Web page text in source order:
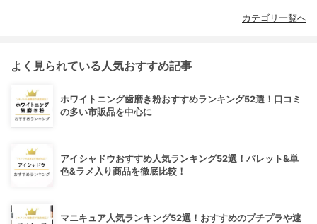
カテゴリ一覧へ
よく見られている人気おすすめ記事
ホワイトニング歯磨き粉おすすめランキング52選！口コミ
の多い市販品を中心に
アイシャドウおすすめ人気ランキング52選！パレット&単
色&ラメ入り商品を徹底比較！
マニキュア人気ランキング52選！おすすめのプチプラや速